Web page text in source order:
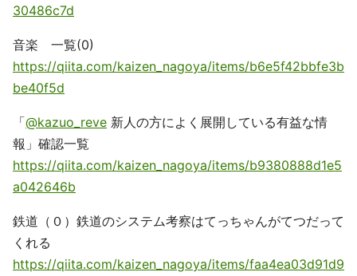
30486c7d
音楽 一覧(0)
https://qiita.com/kaizen_nagoya/items/b6e5f42bbfe3b
be40f5d
「@kazuo_reve 新人の方によく展開している有益な情
報」確認一覧
https://qiita.com/kaizen_nagoya/items/b9380888d1e5
a042646b
鉄道（０）鉄道のシステム考察はてっちゃんがてつだって
くれる
https://qiita.com/kaizen_nagoya/items/faa4ea03d91d9